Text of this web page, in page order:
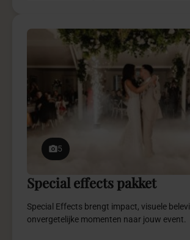
5
Special effects pakket
Special Effects brengt impact, visuele
onvergetelijke momenten naar jouw event.